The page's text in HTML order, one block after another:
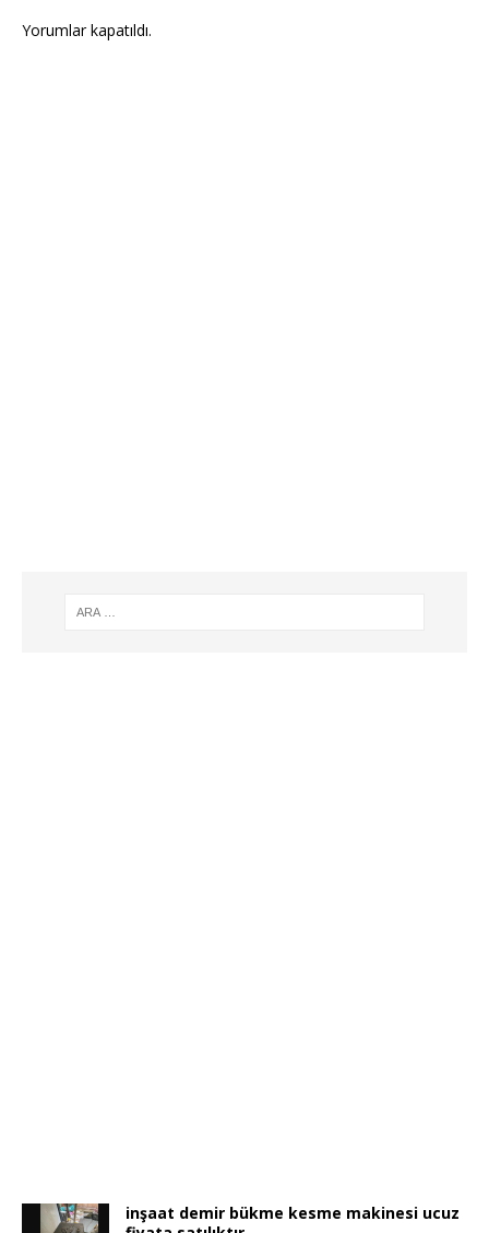
Yorumlar kapatıldı.
inşaat demir bükme kesme makinesi ucuz